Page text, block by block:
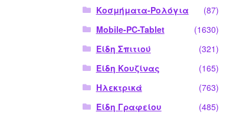
Κοσμήματα-Ρολόγια
(87)
Mobile-PC-Tablet
(1630)
Είδη Σπιτιού
(321)
Είδη Κουζίνας
(165)
Ηλεκτρικά
(763)
Είδη Γραφείου
(485)